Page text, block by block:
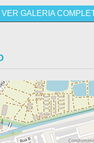
VER GALERIA